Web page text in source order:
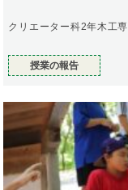
クリエーター科2年木工
授業の報告